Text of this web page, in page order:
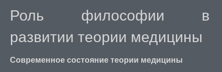
Роль философии в
развитии теории медицины
Современное состояние теории медицины